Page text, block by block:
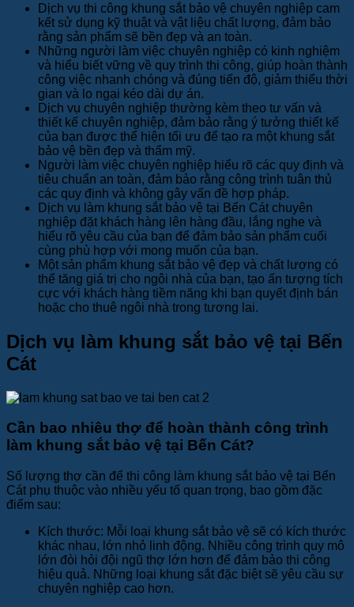
Dịch vụ thi công khung sắt bảo vệ chuyên nghiệp cam
kết sử dụng kỹ thuật và vật liệu chất lượng, đảm bảo
rằng sản phẩm sẽ bền đẹp và an toàn.
Những người làm việc chuyên nghiệp có kinh nghiệm
và hiểu biết vững về quy trình thi công, giúp hoàn thành
công việc nhanh chóng và đúng tiến độ, giảm thiểu thời
gian và lo ngại kéo dài dự án.
Dịch vụ chuyên nghiệp thường kèm theo tư vấn và
thiết kế chuyên nghiệp, đảm bảo rằng ý tưởng thiết kế
của bạn được thể hiện tối ưu để tạo ra một khung sắt
bảo vệ bền đẹp và thẩm mỹ.
Người làm việc chuyên nghiệp hiểu rõ các quy định và
tiêu chuẩn an toàn, đảm bảo rằng công trình tuân thủ
các quy định và không gây vấn đề hợp pháp.
Dịch vụ làm khung sắt bảo vệ tại Bến Cát chuyên
nghiệp đặt khách hàng lên hàng đầu, lắng nghe và
hiểu rõ yêu cầu của bạn để đảm bảo sản phẩm cuối
cùng phù hợp với mong muốn của bạn.
Một sản phẩm khung sắt bảo vệ đẹp và chất lượng có
thể tăng giá trị cho ngôi nhà của bạn, tạo ấn tượng tích
cực với khách hàng tiềm năng khi bạn quyết định bán
hoặc cho thuê ngôi nhà trong tương lai.
Dịch vụ làm khung sắt bảo vệ tại Bến
Cát
Cần bao nhiêu thợ để hoàn thành công trình
làm khung sắt bảo vệ tại Bến Cát?
Số lượng thợ cần để thi công làm khung sắt bảo vệ tại Bến
Cát phụ thuộc vào nhiều yếu tố quan trọng, bao gồm đặc
điểm sau:
Kích thước: Mỗi loại khung sắt bảo vệ sẽ có kích thước
khác nhau, lớn nhỏ linh động. Nhiều công trình quy mô
lớn đòi hỏi đội ngũ thợ lớn hơn để đảm bảo thi công
hiệu quả. Những loại khung sắt đặc biệt sẽ yêu cầu sự
chuyên nghiệp cao hơn.